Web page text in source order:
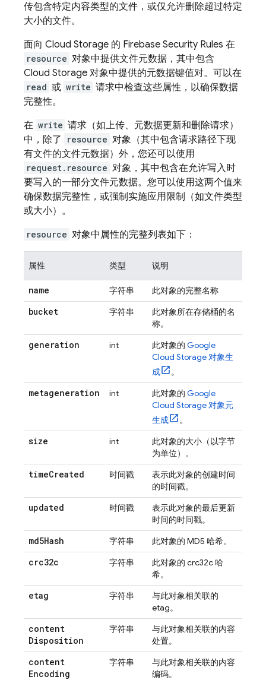
传包含特定内容类型的文件，或仅允许删除超过特定
大小的文件。
面向 Cloud Storage 的 Firebase Security Rules 在
resource 对象中提供文件元数据，其中包含
Cloud Storage 对象中提供的元数据键值对。可以在
read 或 write 请求中检查这些属性，以确保数据
完整性。
在 write 请求（如上传、元数据更新和删除请求）
中，除了
resource 对象（其中包含请求路径下现
有文件的文件元数据）外，您还可以使用
request.resource 对象，其中包含在允许写入时
要写入的一部分文件元数据。您可以使用这两个值来
确保数据完整性，或强制实施应用限制（如文件类型
或大小）。
resource 对象中属性的完整列表如下：
属性 类型 说明
name 字符串 此对象的完整名称
bucket 字符串
此对象所在存储桶的名
称。
generation int 此对象的 Google
Cloud Storage对象生
成
。
metageneration int 此对象的 Google
Cloud Storage对象元
生成
。
size int
此对象的大小（以字节
为单位）。
timeCreated 时间戳
表示此对象的创建时间
的时间戳。
updated 时间戳
表示此对象的最后更新
时间的时间戳。
md5Hash 字符串 此对象的 MD5 哈希。
crc32c 字符串
此对象的 crc32c 哈
希。
etag 字符串
与此对象相关联的
etag。
content
Disposition
字符串
与此对象相关联的内容
处置。
content
Encoding
字符串
与此对象相关联的内容
编码。